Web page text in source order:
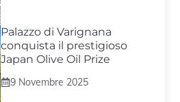
Palazzo di Varignana
conquista il prestigioso
Japan Olive Oil Prize
9 Novembre 2025